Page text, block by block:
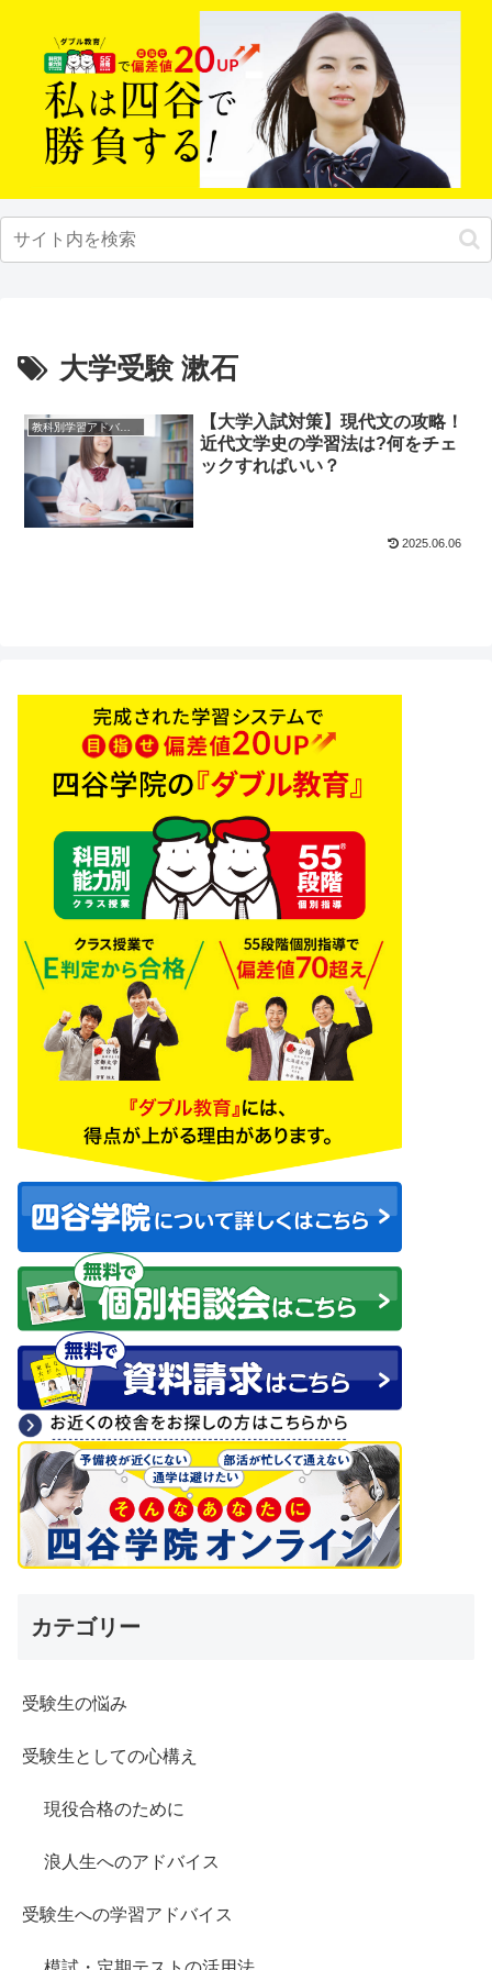
大学受験 漱石
教科別学習アドバイス
【大学入試対策】現代文の攻略！
近代文学史の学習法は?何をチェ
ックすればいい？
2025.06.06
カテゴリー
受験生の悩み
受験生としての心構え
現役合格のために
浪人生へのアドバイス
受験生への学習アドバイス